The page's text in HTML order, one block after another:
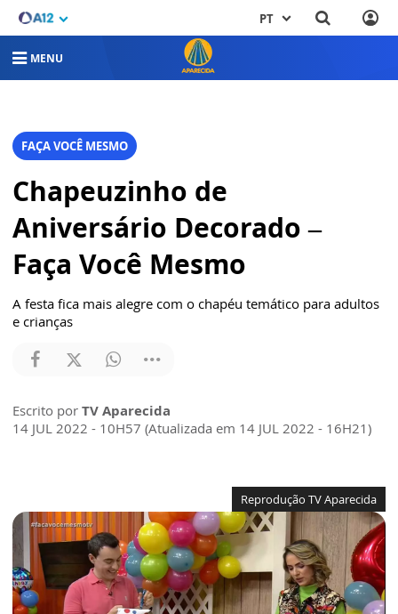
PT
MENU
FAÇA VOCÊ MESMO
Chapeuzinho de
Aniversário Decorado –
Faça Você Mesmo
A festa fica mais alegre com o chapéu temático para adultos
e crianças
Escrito por TV Aparecida
14 JUL 2022 - 10H57 (Atualizada em 14 JUL 2022 - 16H21)
Reprodução TV Aparecida